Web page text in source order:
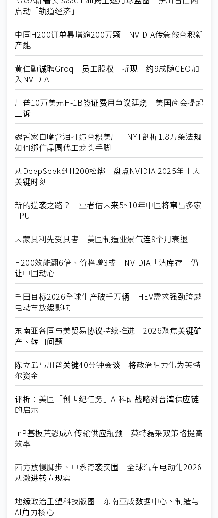
启动「轨道经济」
中国H200订单暴增逾200万颗 NVIDIA传急敲台积新
产能
黄仁勳诚聘Groq 员工股权「折现」约9成随CEO加
入NVIDIA
川普10万美元H-1B签证费用争议延烧 美国商会提起
上诉
魏哲家自嘲含泪打造台积美厂 NYT剖析1.8万条法规
如何绑住晶圆代工龙头手脚
从DeepSeek到H200松绑 盘点NVIDIA 2025年十大
关键时刻
新的逆袭之路？ 业者估未来5~10年中国将窜出多家
TPU
未蒙其利先受其害 美国制造业景气连9个月衰退
H200效能翻6倍、价格增3成 NVIDIA「清库存」仍
让中国动心
丰田目标2026全球生产破千万辆 HEV需求强劲跨越
电动车放缓影响
东南亚各国与美贸易协议持续推进 2026聚焦关键矿
产、转口问题
陈立武与川普关键40分钟会谈 将政治阻力化为英特
尔资金
评析：美国「创世纪任务」AI科研战略对台湾供应链
的启示
InP基板荒恐成AI传输供应瓶颈 英特磊采双策略提高
效率
西方放慢脚步、中系奇袭突围 全球汽车电动化2026
从激进转向现实
地缘政治重塑科技版图 东南亚成数据中心、制造与
AI角力核心